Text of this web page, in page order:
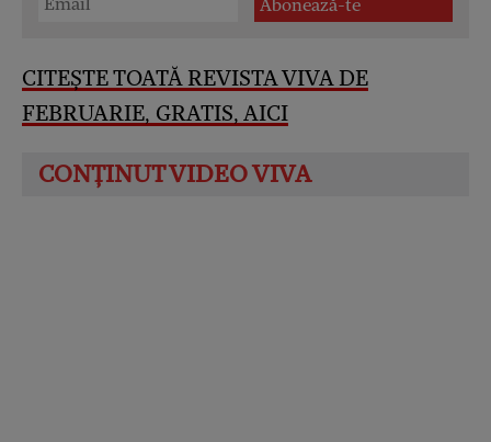
CITEȘTE TOATĂ REVISTA VIVA DE
FEBRUARIE, GRATIS, AICI